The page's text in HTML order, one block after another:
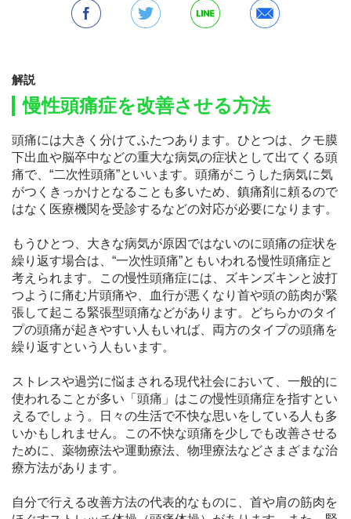
解説
慢性頭痛症を改善させる方法
頭痛には大きく分けてふたつあります。ひとつは、クモ膜
下出血や脳卒中などの重大な病気の症状として出てくる頭
痛で、“二次性頭痛”といいます。頭痛がこうした病気に気
がつくきっかけとなることも多いため、鎮痛剤に頼るので
はなく医療機関を受診するなどの対応が必要になります。
もうひとつ、大きな病気が原因ではないのに頭痛の症状を
繰り返す場合は、“一次性頭痛”ともいわれる慢性頭痛症と
考えられます。この慢性頭痛症には、ズキンズキンと波打
つように痛む片頭痛や、血行が悪くなり首や頭の筋肉が緊
張して起こる緊張型頭痛などがあります。どちらかのタイ
プの頭痛が起きやすい人もいれば、両方のタイプの頭痛を
繰り返すという人もいます。
ストレスや過労に悩まされる現代社会において、一般的に
使われることが多い「頭痛」はこの慢性頭痛症を指すとい
えるでしょう。日々の生活で不快な思いをしている人も多
いかもしれません。この不快な頭痛を少しでも改善させる
ために、薬物療法や運動療法、物理療法などさまざまな治
療方法があります。
自分で行える改善方法の代表的なものに、首や肩の筋肉を